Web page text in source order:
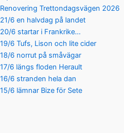
Renovering Trettondagsvägen 2026
21/6 en halvdag på landet
20/6 startar i Frankrike…
19/6 Tufs, Lison och lite cider
18/6 norrut på småvägar
17/6 längs floden Herault
16/6 stranden hela dan
15/6 lämnar Bize för Sete